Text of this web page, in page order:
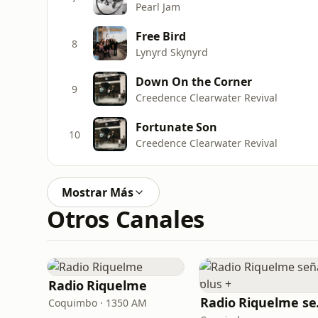
Pearl Jam
8 Free Bird
Lynyrd Skynyrd
9 Down On the Corner
Creedence Clearwater Revival
10 Fortunate Son
Creedence Clearwater Revival
Mostrar Más
Otros Canales
Radio Riquelme
Coquimbo · 1350 AM